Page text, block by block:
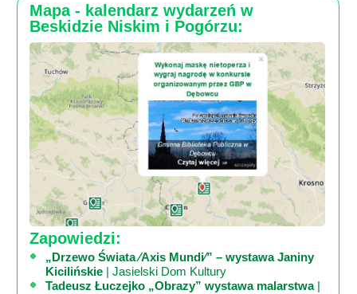
Mapa - kalendarz wydarzeń w
Beskidzie Niskim i Pogórzu:
Zapowiedzi:
„Drzewo Świata ⁄Axis Mundi⁄” – wystawa Janiny
Kicilińskie | Jasielski Dom Kultury
Tadeusz Łuczejko „Obrazy” wystawa malarstwa|